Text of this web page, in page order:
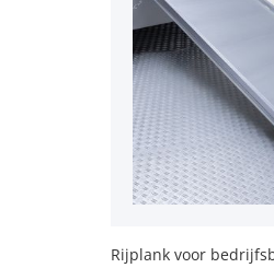
Rijplank voor